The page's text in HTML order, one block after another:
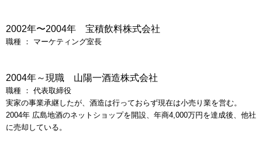
2002年〜2004年 宝積飲料株式会社
職種 ： マーケティング室長
2004年～現職 山陽一酒造株式会社
職種 ： 代表取締役
実家の事業承継したが、酒造は行っておらず現在は小売り業を営む。
2004年 広島地酒のネットショップを開設、年商4,000万円を達成後、他社
に売却している。